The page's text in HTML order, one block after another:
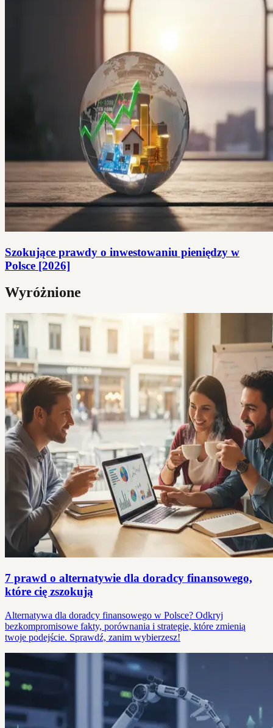
Szokujące prawdy o inwestowaniu pieniędzy w
Polsce [2026]
Wyróżnione
7 prawd o alternatywie dla doradcy finansowego,
które cię zszokują
Alternatywa dla doradcy finansowego w Polsce? Odkryj
bezkompromisowe fakty, porównania i strategie, które zmienią
twoje podejście. Sprawdź, zanim wybierzesz!